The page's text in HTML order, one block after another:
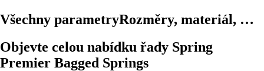
Všechny parametryRozměry, materiál, …
Objevte celou nabídku řady Spring
Premier Bagged Springs